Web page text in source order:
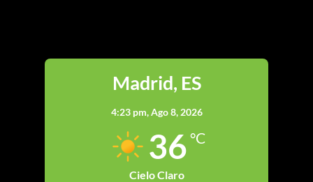
Madrid, ES
4:23 pm,Ago 8, 2026
36 °C
Cielo Claro